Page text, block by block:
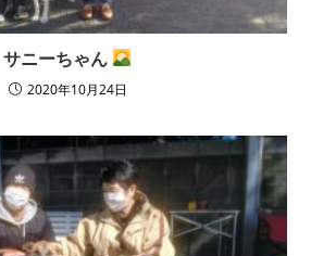
サニーちゃん
2020年10月24日